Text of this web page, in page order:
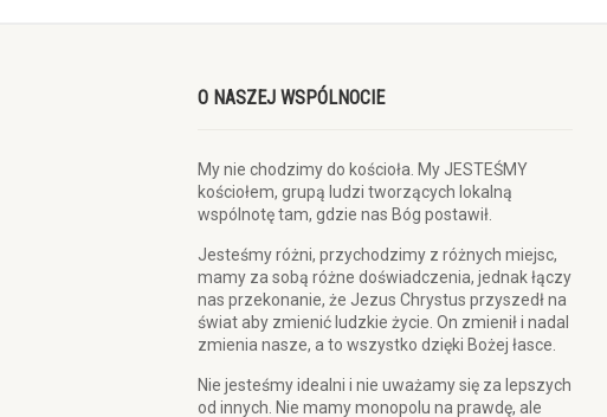
O NASZEJ WSPÓLNOCIE
My nie chodzimy do kościoła. My JESTEŚMY
kościołem, grupą ludzi tworzących lokalną
wspólnotę tam, gdzie nas Bóg postawił.
Jesteśmy różni, przychodzimy z różnych miejsc,
mamy za sobą różne doświadczenia, jednak łączy
nas przekonanie, że Jezus Chrystus przyszedł na
świat aby zmienić ludzkie życie. On zmienił i nadal
zmienia nasze, a to wszystko dzięki Bożej łasce.
Nie jesteśmy idealni i nie uważamy się za lepszych
od innych. Nie mamy monopolu na prawdę, ale